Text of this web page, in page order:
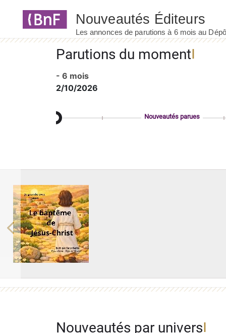
Parutions du moment
- 6 mois
2/10/2026
Nouveautés parues
Previous
Nouveautés par univers